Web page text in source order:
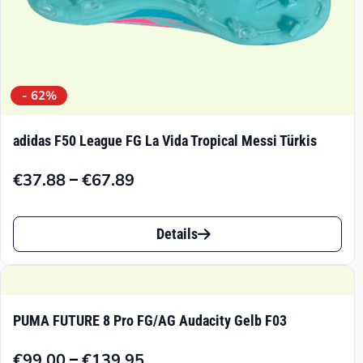
werden
- 62%
adidas F50 League FG La Vida Tropical Messi Türkis
€37.88–€67.89
Preisspanne:
€67.89
Dieses
Produkt
Details
PUMA FUTURE 8 Pro FG/AG Audacity Gelb F03